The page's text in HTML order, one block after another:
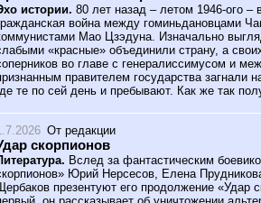
истории. 80 лет назад – летом 1946-ого –
война между гоминьдановцами
Мао Цзэдуна. Изначально
«красные» объединили страну, а
во главе с генералиссимусом и
правителем государства загнали
те по сей день и пребывают. Как же так
От редакции
скорпионов
Вслед за фантастическим
Юрий Нерсесов, Елена
презентуют его продолжение «Удар